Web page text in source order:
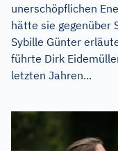
unerschöpflichen
hätte sie gegenüber
Sybille Günter
führte Dirk
letzten Jahren...